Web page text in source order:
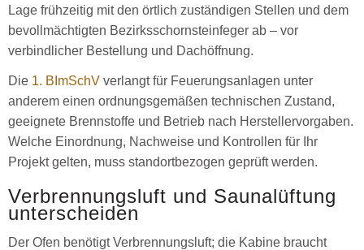
Lage frühzeitig mit den örtlich zuständigen Stellen und dem
bevollmächtigten Bezirksschornsteinfeger ab – vor
verbindlicher Bestellung und Dachöffnung.
Die 1. BImSchV verlangt für Feuerungsanlagen unter
anderem einen ordnungsgemäßen technischen Zustand,
geeignete Brennstoffe und Betrieb nach Herstellervorgaben.
Welche Einordnung, Nachweise und Kontrollen für Ihr
Projekt gelten, muss standortbezogen geprüft werden.
Verbrennungsluft und Saunalüftung
unterscheiden
Der Ofen benötigt Verbrennungsluft; die Kabine braucht